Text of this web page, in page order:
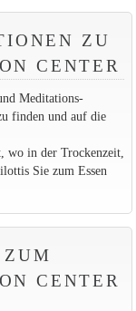
ZU
CENTER
Meditations-
finden und auf die
wo in der Trockenzeit,
Sie zum Essen
CENTER